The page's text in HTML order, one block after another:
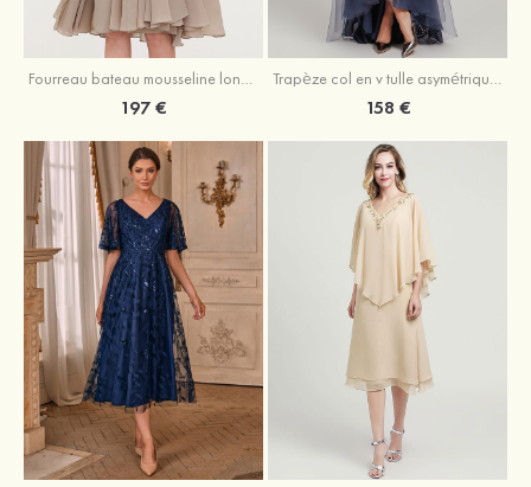
Fourreau bateau mousseline longueur genou robe de mère de la mariée avec appliqué plissé veste
197 €
Trapèze col en v tulle asymétrique robe de mère de la mariée
158 €